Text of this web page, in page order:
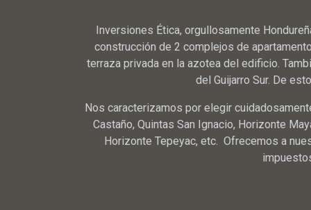
Inversiones Ética, orgullosamente
construcción de 2 complejos de
terraza privada en la azotea del edificio.
del Guijarro Sur. De
Nos caracterizamos por elegir
Castaño, Quintas San Ignacio, Horizonte
Horizonte Tepeyac, etc. Ofrecemos a